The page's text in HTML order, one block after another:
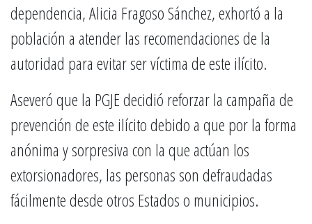
dependencia, Alicia Fragoso Sánchez, exhortó a la
población a atender las recomendaciones de la
autoridad para evitar ser víctima de este ilícito.
Aseveró que la PGJE decidió reforzar la campaña de
prevención de este ilícito debido a que por la forma
anónima y sorpresiva con la que actúan los
extorsionadores, las personas son defraudadas
fácilmente desde otros Estados o municipios.